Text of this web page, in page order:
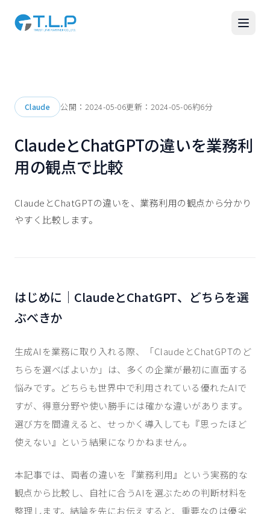
Claude 公開： 2024-05-06更新： 2024-05-06約6分
ClaudeとChatGPTの違いを業務利
用の観点で比較
ClaudeとChatGPTの違いを、業務利用の観点から分かり
やすく比較します。
はじめに｜ClaudeとChatGPT、どちらを選
ぶべきか
生成AIを業務に取り入れる際、「ClaudeとChatGPTのど
ちらを選べばよいか」は、多くの企業が最初に直面する
悩みです。どちらも世界中で利用されている優れたAIで
すが、得意分野や使い勝手には確かな違いがあります。
選び方を間違えると、せっかく導入しても『思ったほど
使えない』という結果になりかねません。
本記事では、両者の違いを『業務利用』という実務的な
観点から比較し、自社に合うAIを選ぶための判断材料を
整理します。結論を先にお伝えすると、重要なのは優劣